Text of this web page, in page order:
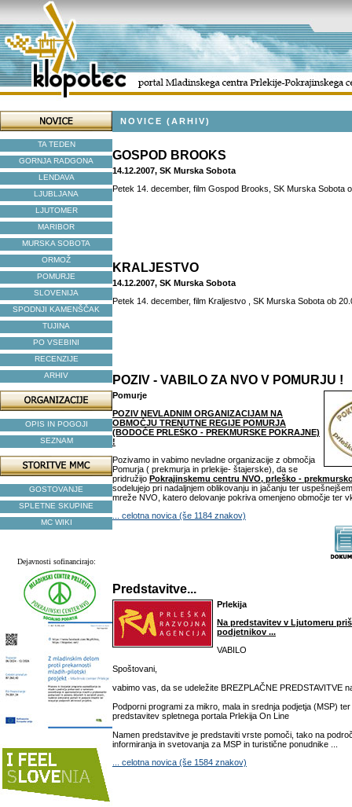
TA TEDEN
GORNJA RADGONA
LENDAVA
LJUBLJANA
LJUTOMER
MARIBOR
MURSKA SOBOTA
ORMOŽ
POMURJE
SLOVENIJA
SPODNJI KAMENŠČAK
TUJINA
PO VSEBINI
RECENZIJE
ARHIV
OPIS IN POGOJI
SEZNAM
GOSTOVANJE
SPLETNE SKUPINE
MC WIKI
Dejavnosti sofinancirajo:
NOVICE (ARHIV)
GOSPOD BROOKS
14.12.2007, SK Murska Sobota
Petek 14. december, film Gospod Brooks, SK Murska Sobota
KRALJESTVO
14.12.2007, SK Murska Sobota
Petek 14. december, film Kraljestvo , SK Murska Sobota ob
POZIV - VABILO ZA NVO V POMURJU !
Pomurje
POZIV NEVLADNIM ORGANIZACIJAM NA
OBMOČJU TRENUTNE REGIJE POMURJA
(BODOČE PRLEŠKO - PREKMURSKE POKRAJNE)
!
Pozivamo in vabimo nevladne organizacije z območja
Pomurja ( prekmurja in prlekije- štajerske), da se
pridružijo Pokrajinskemu centru NVO, prleško -
sodelujejo pri nadaljnjem oblikovanju in jačanju ter
mreže NVO, katero delovanje pokriva omenjeno območje ter
... celotna novica (še 1184 znakov)
Predstavitve...
Prlekija
Na predstavitev v Ljutomeru
podjetnikov ...
VABILO
Spoštovani,
vabimo vas, da se udeležite BREZPLAČNE PREDSTAVITVE
Podporni programi za mikro, mala in srednja podjetja (MSP)
predstavitev spletnega portala Prlekija On Line
Namen predstavitve je predstaviti vrste pomoči, tako na
informiranja in svetovanja za MSP in turistične ponudnike ...
... celotna novica (še 1584 znakov)